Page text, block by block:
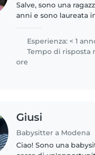
Salve, sono una
anni e sono laureata
Clinica. Ho una
esperienza con
piccolissimi (0-12
quali garantisco..
Esperienza: < 1
Tempo di risposta
ore
Giusi
Babysitter a Modena
Ciao! Sono una